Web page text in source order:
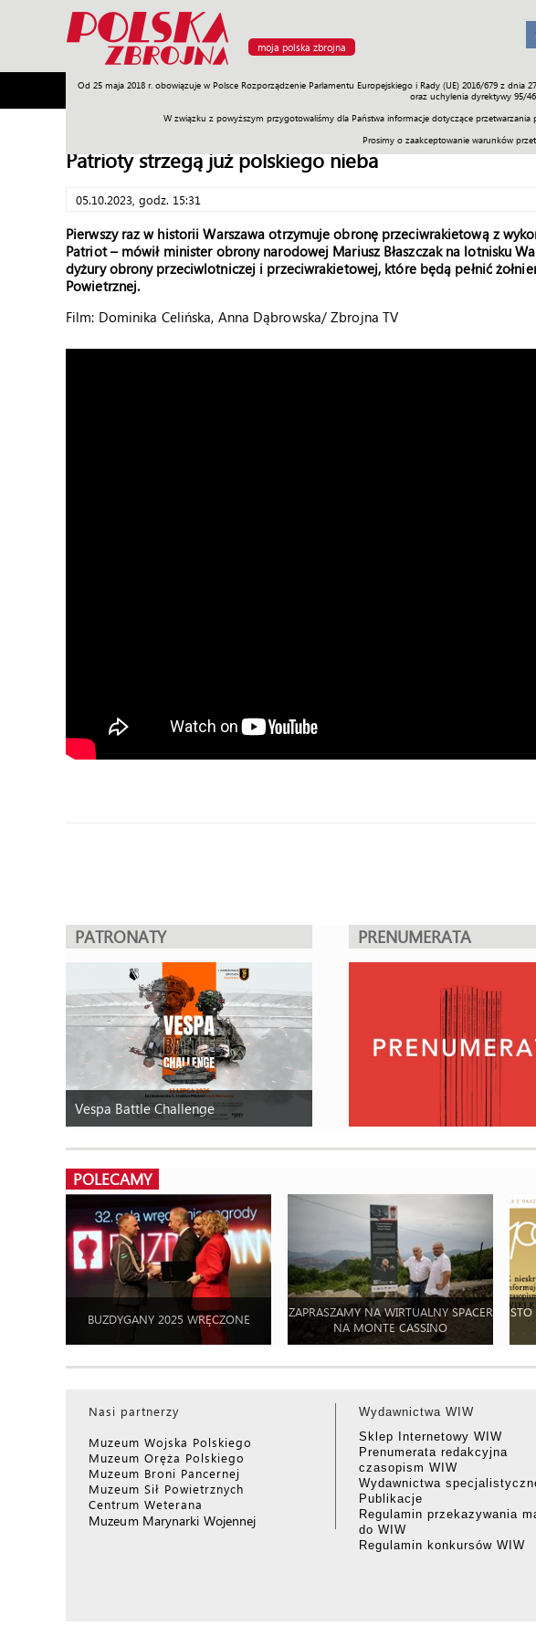
moja polska zbrojna
Od 25 maja 2018 r. obowiązuje w Polsce Rozporządzenie Parlamentu Europejskiego i Rady (UE) 2016/679 z
oraz uchylenia dyrektywy 95/
W związku z powyższym przygotowaliśmy dla Państwa informacje dotyczące
Prosimy o zaakceptowanie warunków
Armia Poligon Sprzęt Misje Polityka Prawo Świat Społeczność
Patrioty strzegą już polskiego nieba
05.10.2023, godz. 15:31
Pierwszy raz w historii Warszawa otrzymuje obronę przeciwrakietową z
Patriot – mówił minister obrony narodowej Mariusz Błaszczak na lotnisku
dyżury obrony przeciwlotniczej i przeciwrakietowej, które będą pełnić
Powietrznej.
Film: Dominika Celińska, Anna Dąbrowska/ Zbrojna TV
PATRONATY
Vespa Battle Challenge
PRENUMERATA
POLECAMY
BUZDYGANY 2025 WRĘCZONE
ZAPRASZAMY NA WIRTUALNY SPACER
NA MONTE CASSINO
STO
Nasi partnerzy
Muzeum Wojska Polskiego
Muzeum Oręża Polskiego
Muzeum Broni Pancernej
Muzeum Sił Powietrznych
Centrum Weterana
Muzeum Marynarki Wojennej
Wydawnictwa WIW
Sklep Internetowy WIW
Prenumerata redakcyjna
czasopism WIW
Wydawnictwa
Publikacje
Regulamin przekazywania
do WIW
Regulamin konkursów WIW